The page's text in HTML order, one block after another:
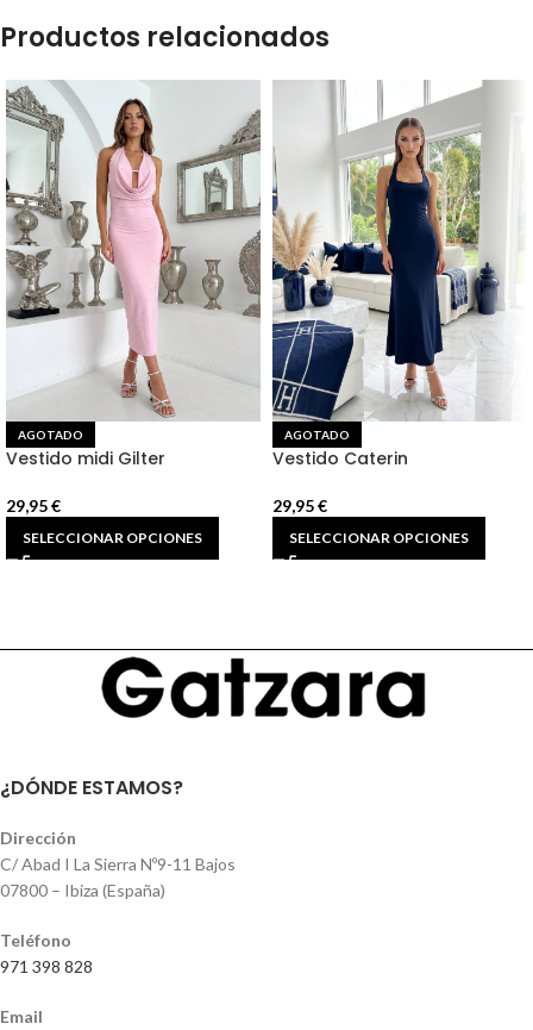
Productos relacionados
AGOTADO
Vestido midi Gilter
29,95€
SELECCIONAR OPCIONES
AGOTADO
Vestido Caterin
29,95€
SELECCIONAR OPCIONES
¿DÓNDE ESTAMOS?
Dirección
C/ Abad I La Sierra Nº9-11 Bajos
07800 – Ibiza (España)
Teléfono
971 398 828
Email